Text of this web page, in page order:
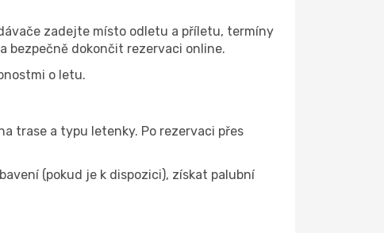
zadejte místo odletu a příletu, termíny
dokončit rezervaci online.
o letu.
trase a typu letenky. Po rezervaci přes
(pokud je k dispozici), získat palubní